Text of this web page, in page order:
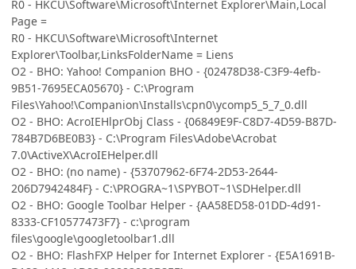
R0 - HKCU\Software\Microsoft\Internet Explorer\Main,Local
Page =
R0 - HKCU\Software\Microsoft\Internet
Explorer\Toolbar,LinksFolderName = Liens
O2 - BHO: Yahoo! Companion BHO - {02478D38-C3F9-4efb-
9B51-7695ECA05670} - C:\Program
Files\Yahoo!\Companion\Installs\cpn0\ycomp5_5_7_0.dll
O2 - BHO: AcroIEHlprObj Class - {06849E9F-C8D7-4D59-B87D-
784B7D6BE0B3} - C:\Program Files\Adobe\Acrobat
7.0\ActiveX\AcroIEHelper.dll
O2 - BHO: (no name) - {53707962-6F74-2D53-2644-
206D7942484F} - C:\PROGRA~1\SPYBOT~1\SDHelper.dll
O2 - BHO: Google Toolbar Helper - {AA58ED58-01DD-4d91-
8333-CF10577473F7} - c:\program
files\google\googletoolbar1.dll
O2 - BHO: FlashFXP Helper for Internet Explorer - {E5A1691B-